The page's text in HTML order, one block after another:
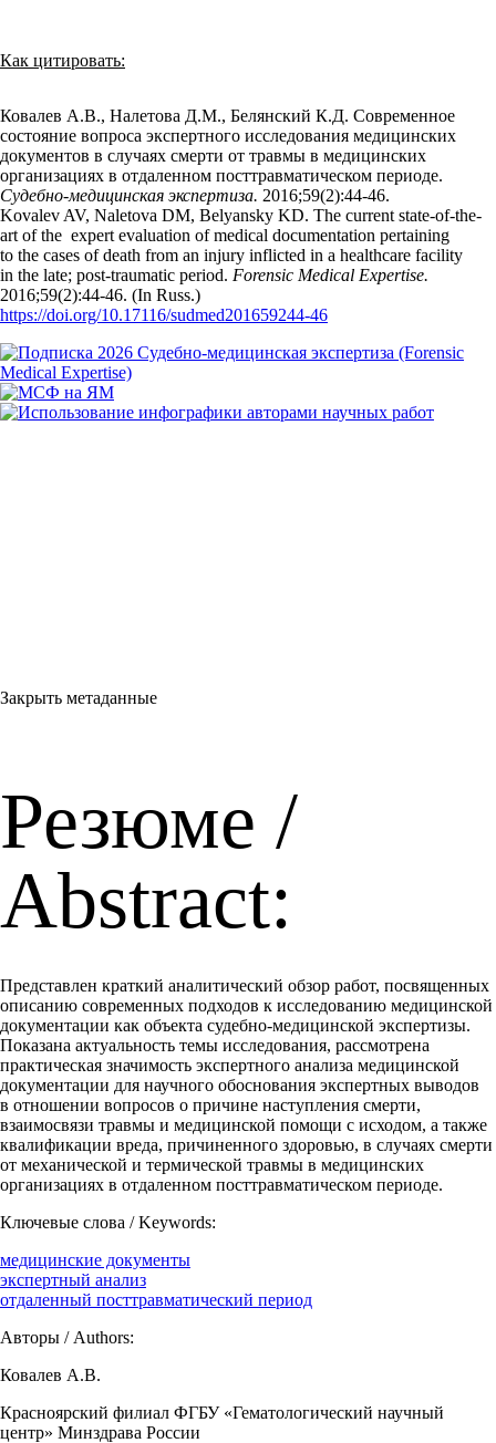
Как цитировать:
Ковалев А.В., Налетова Д.М., Белянский К.Д. Современное
состояние вопроса экспертного исследования медицинских
документов в случаях смерти от травмы в медицинских
организациях в отдаленном посттравматическом периоде.
Судебно-медицинская экспертиза. 2016;59(2):44‑46.
Kovalev AV, Naletova DM, Belyansky KD. The current state-of-the-
art of the expert evaluation of medical documentation pertaining
to the cases of death from an injury inflicted in a healthcare facility
in the late; post-traumatic period. Forensic Medical Expertise.
2016;59(2):44‑46. (In Russ.)
https://doi.org/10.17116/sudmed201659244-46
Закрыть метаданные
Резюме /
Abstract:
Представлен краткий аналитический обзор работ, посвященных
описанию современных подходов к исследованию медицинской
документации как объекта судебно-медицинской экспертизы.
Показана актуальность темы исследования, рассмотрена
практическая значимость экспертного анализа медицинской
документации для научного обоснования экспертных выводов
в отношении вопросов о причине наступления смерти,
взаимосвязи травмы и медицинской помощи с исходом, а также
квалификации вреда, причиненного здоровью, в случаях смерти
от механической и термической травмы в медицинских
организациях в отдаленном посттравматическом периоде.
Ключевые слова / Keywords:
медицинские документы
экспертный анализ
отдаленный посттравматический период
Авторы / Authors:
Ковалев А.В.
Красноярский филиал ФГБУ «Гематологический научный
центр» Минздрава России